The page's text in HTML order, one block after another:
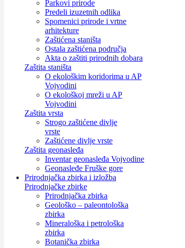
Parkovi prirode
Predeli izuzetnih odlika
Spomenici prirode i vrtne
arhitekture
Zaštićena staništa
Ostala zaštićena područja
Akta o zaštiti prirodnih dobara
Zaštita staništa
O ekološkim koridorima u AP
Vojvodini
O ekološkoj mreži u AP
Vojvodini
Zaštita vrsta
Strogo zaštićene divlje
vrste
Zaštićene divlje vrste
Zaštita geonasleđa
Inventar geonasleđa Vojvodine
Geonasleđe Fruške gore
Prirodnjačka zbirka i izložba
Prirodnjačke zbirke
Prirodnjačka zbirka
Geološko – paleontološka
zbirka
Mineraloška i petrološka
zbirka
Botanička zbirka